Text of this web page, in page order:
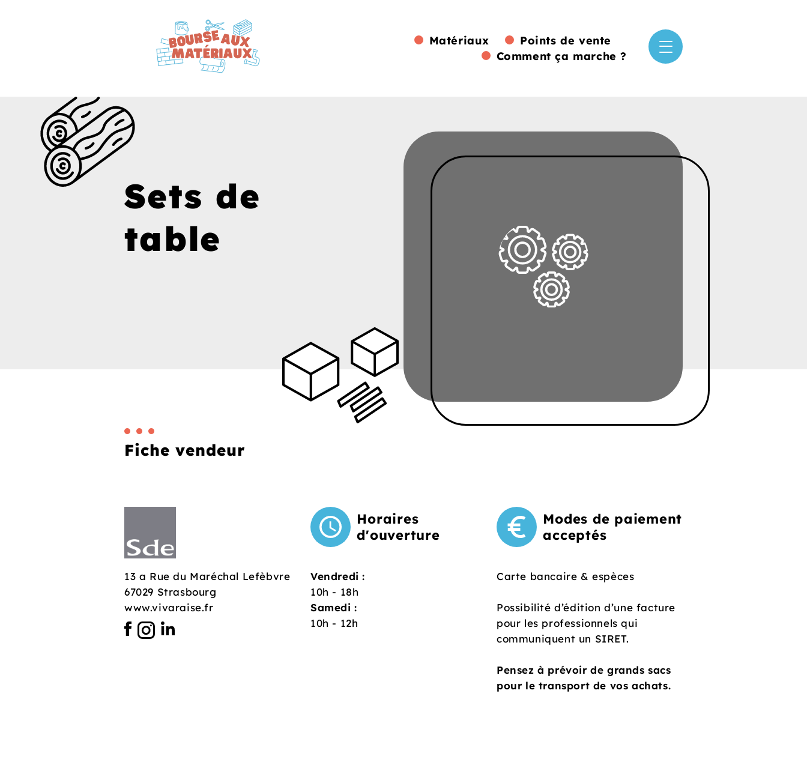
Matériaux
Points de vente
Comment ça marche ?
Sets de
table
Fiche vendeur
13 a Rue du Maréchal Lefèbvre
67029 Strasbourg
www.vivaraise.fr
Horaires
d'ouverture
Vendredi :
10h - 18h
Samedi :
10h - 12h
Modes de paiement
acceptés
Carte bancaire & espèces
Possibilité d’édition d’une facture
pour les professionnels qui
communiquent un SIRET.
Pensez à prévoir de grands sacs
pour le transport de vos achats.